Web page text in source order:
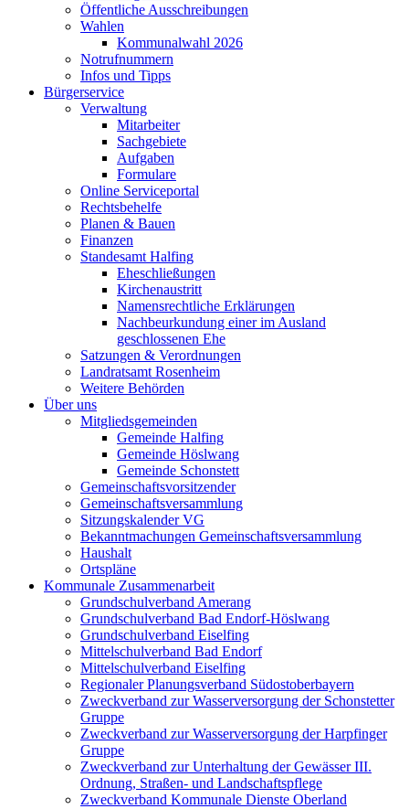
Öffentliche Ausschreibungen
Wahlen
Kommunalwahl 2026
Notrufnummern
Infos und Tipps
Bürgerservice
Verwaltung
Mitarbeiter
Sachgebiete
Aufgaben
Formulare
Online Serviceportal
Rechtsbehelfe
Planen & Bauen
Finanzen
Standesamt Halfing
Eheschließungen
Kirchenaustritt
Namensrechtliche Erklärungen
Nachbeurkundung einer im Ausland
geschlossenen Ehe
Satzungen & Verordnungen
Landratsamt Rosenheim
Weitere Behörden
Über uns
Mitgliedsgemeinden
Gemeinde Halfing
Gemeinde Höslwang
Gemeinde Schonstett
Gemeinschaftsvorsitzender
Gemeinschaftsversammlung
Sitzungskalender VG
Bekanntmachungen Gemeinschaftsversammlung
Haushalt
Ortspläne
Kommunale Zusammenarbeit
Grundschulverband Amerang
Grundschulverband Bad Endorf-Höslwang
Grundschulverband Eiselfing
Mittelschulverband Bad Endorf
Mittelschulverband Eiselfing
Regionaler Planungsverband Südostoberbayern
Zweckverband zur Wasserversorgung der Schonstetter
Gruppe
Zweckverband zur Wasserversorgung der Harpfinger
Gruppe
Zweckverband zur Unterhaltung der Gewässer III.
Ordnung, Straßen- und Landschaftspflege
Zweckverband Kommunale Dienste Oberland